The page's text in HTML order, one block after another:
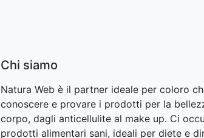
Chi siamo
Natura Web è il partner ideale per coloro
conoscere e provare i prodotti per la
corpo, dagli anticellulite al make up. Ci
prodotti alimentari sani, ideali per diete e